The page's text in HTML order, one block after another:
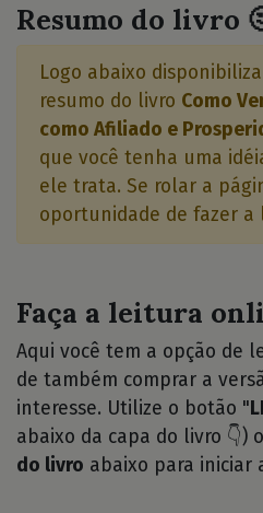
Resumo do livro
Logo abaixo
resumo do livro Como
como Afiliado e
que você tenha uma
ele trata. Se rolar a
oportunidade de fazer
Faça a leitura
Aqui você tem a opção de
de também comprar a
interesse. Utilize o botão "
abaixo da capa do livro 👇)
do livro abaixo para iniciar